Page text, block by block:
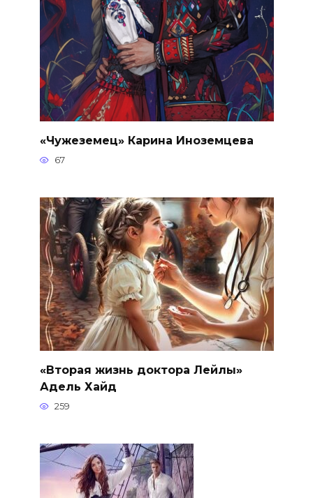
«Чужеземец» Карина Иноземцева
67
«Вторая жизнь доктора Лейлы»
Адель Хайд
259